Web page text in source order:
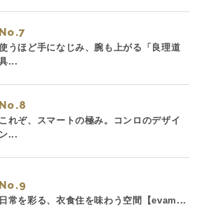
No.
うほど手になじみ、腕も上がる「良理道
...
No.
これぞ、スマートの極み。コンロのデザイ
ン...
No.
日常を彩る、衣食住を味わう空間【evam...